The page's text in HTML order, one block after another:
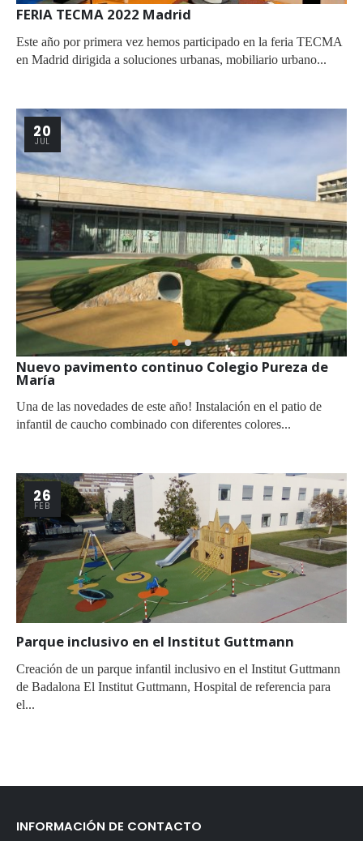
FERIA TECMA 2022 Madrid
Este año por primera vez hemos participado en la feria TECMA
en Madrid dirigida a soluciones urbanas, mobiliario urbano...
20
JUL
Nuevo pavimento continuo Colegio Pureza de
María
Una de las novedades de este año! Instalación en el patio de
infantil de caucho combinado con diferentes colores...
26
FEB
Parque inclusivo en el Institut Guttmann
Creación de un parque infantil inclusivo en el Institut Guttmann
de Badalona El Institut Guttmann, Hospital de referencia para
el...
INFORMACIÓN DE CONTACTO